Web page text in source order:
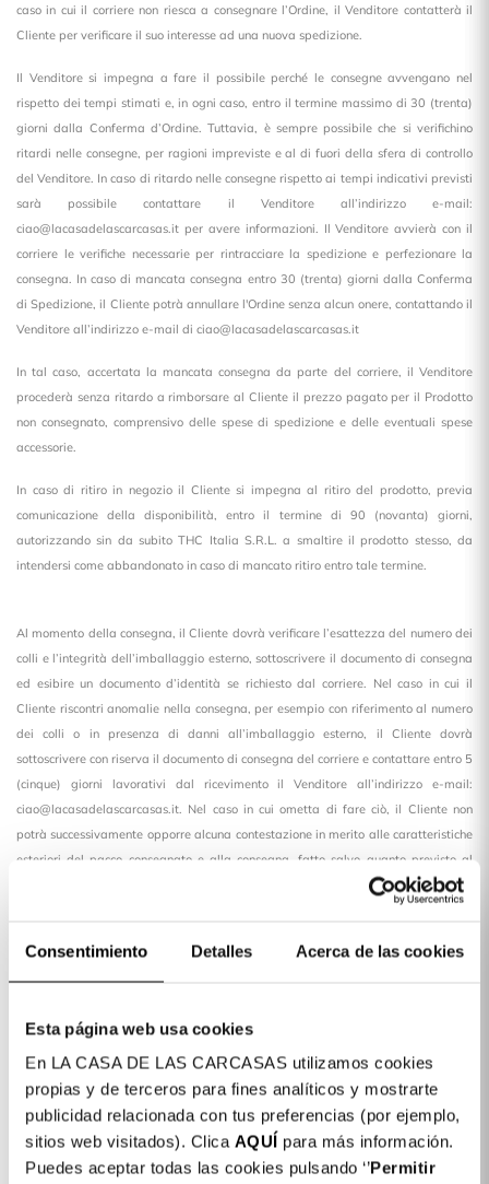
Consentimiento Detalles Acerca de las cookies
Esta página web usa cookies
En LA CASA DE LAS CARCASAS utilizamos cookies
propias y de terceros para fines analíticos y mostrarte
publicidad relacionada con tus preferencias (por ejemplo,
sitios web visitados). Clica AQUÍ para más información.
Puedes aceptar todas las cookies pulsando ‘’Permitir
caso in cui il corriere non riesca a consegnare l’Ordine, il Venditore contatterà il
Cliente per verificare il suo interesse ad una nuova spedizione.
Il Venditore si impegna a fare il possibile perché le consegne avvengano nel
rispetto dei tempi stimati e, in ogni caso, entro il termine massimo di 30 (trenta)
giorni dalla Conferma d’Ordine. Tuttavia, è sempre possibile che si verifichino
ritardi nelle consegne, per ragioni impreviste e al di fuori della sfera di controllo
del Venditore. In caso di ritardo nelle consegne rispetto ai tempi indicativi previsti
sarà possibile contattare il Venditore all’indirizzo e-mail:
ciao@lacasadelascarcasas.it per avere informazioni. Il Venditore avvierà con il
corriere le verifiche necessarie per rintracciare la spedizione e perfezionare la
consegna. In caso di mancata consegna entro 30 (trenta) giorni dalla Conferma
di Spedizione, il Cliente potrà annullare l'Ordine senza alcun onere, contattando il
Venditore all’indirizzo e-mail di ciao@lacasadelascarcasas.it
In tal caso, accertata la mancata consegna da parte del corriere, il Venditore
procederà senza ritardo a rimborsare al Cliente il prezzo pagato per il Prodotto
non consegnato, comprensivo delle spese di spedizione e delle eventuali spese
accessorie.
In caso di ritiro in negozio il Cliente si impegna al ritiro del prodotto, previa
comunicazione della disponibilità, entro il termine di 90 (novanta) giorni,
autorizzando sin da subito THC Italia S.R.L. a smaltire il prodotto stesso, da
intendersi come abbandonato in caso di mancato ritiro entro tale termine.
Al momento della consegna, il Cliente dovrà verificare l’esattezza del numero dei
colli e l’integrità dell’imballaggio esterno, sottoscrivere il documento di consegna
ed esibire un documento d’identità se richiesto dal corriere. Nel caso in cui il
Cliente riscontri anomalie nella consegna, per esempio con riferimento al numero
dei colli o in presenza di danni all’imballaggio esterno, il Cliente dovrà
sottoscrivere con riserva il documento di consegna del corriere e contattare entro 5
(cinque) giorni lavorativi dal ricevimento il Venditore all’indirizzo e-mail:
ciao@lacasadelascarcasas.it. Nel caso in cui ometta di fare ciò, il Cliente non
potrà successivamente opporre alcuna contestazione in merito alle caratteristiche
esteriori del pacco consegnato e alla consegna, fatto salvo quanto previsto al
successivo art. 8 in materia di difetti di conformità e nel rispetto della normativa
Il Venditore non può garantire che i Prodotti ordinati contemporaneamente siano
7. Prezzi
Il prezzo dei Prodotti, espresso in euro, è quello pubblicato sul Sito. Tutti i prezzi
pubblicati sul Sito sono inclusivi dell’IVA e non includono le spese di spedizione.
Il costo delle spese di spedizione, di consegna e postali a carico del Cliente è